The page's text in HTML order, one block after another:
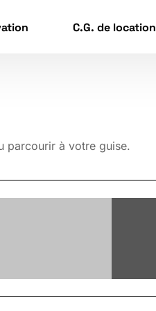
C.G. de location
parcourir à votre guise.